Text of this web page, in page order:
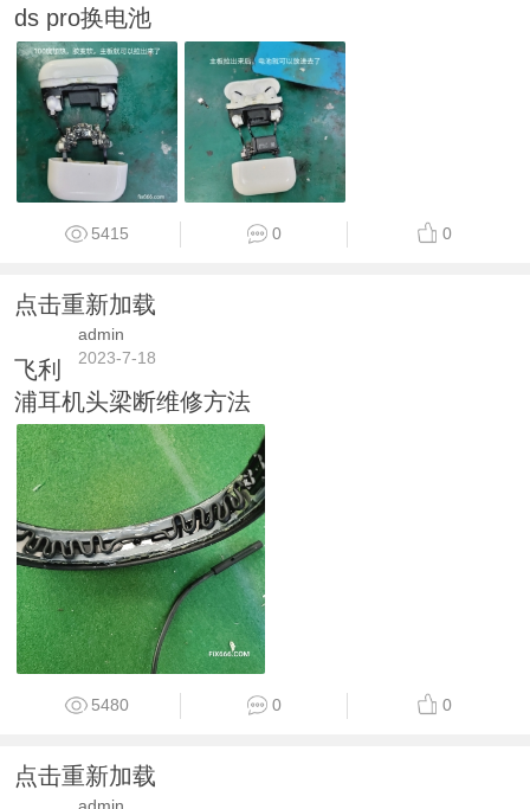
ds pro换电池
5415 0 0
点击重新加载
admin
2023-7-18
飞利
浦耳机头梁断维修方法
5480 0 0
点击重新加载
admin